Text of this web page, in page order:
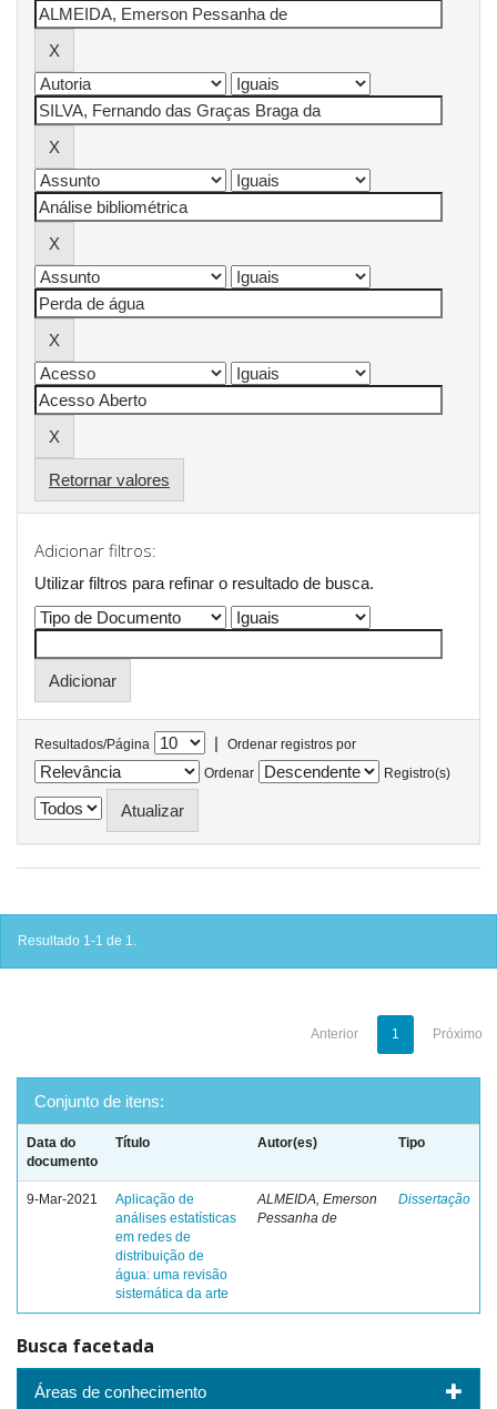
Retornar valores
Adicionar filtros:
Utilizar filtros para refinar o resultado de busca.
Resultados/Página |
Ordenar registros por
Ordenar
Registro(s)
Resultado 1-1 de 1.
Anterior 1 Próximo
Conjunto de itens:
Data do
documento
Título Autor(es) Tipo
9-Mar-2021
Aplicação de
análises estatísticas
em redes de
distribuição de
água: uma revisão
sistemática da arte
ALMEIDA, Emerson
Pessanha de
Dissertação
Busca facetada
Áreas de conhecimento